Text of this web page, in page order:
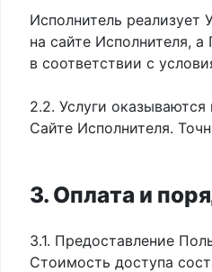
Исполнитель реализует
на сайте Исполнителя,
в соответствии с
2.2. Услуги
Сайте Исполнителя.
3. Оплата и
3.1. Предоставление
Стоимость доступа